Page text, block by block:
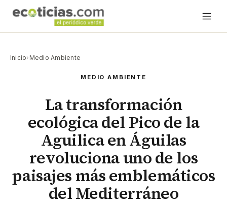
Inicio› Medio Ambiente
MEDIO AMBIENTE
La transformación
ecológica del Pico de la
Aguilica en Águilas
revoluciona uno de los
paisajes más emblemáticos
del Mediterráneo